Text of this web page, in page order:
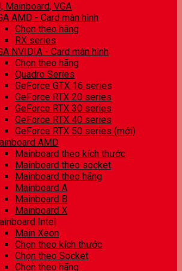
Mainboard, VGA
AMD - Card màn hình
Chọn theo hãng
RX series
NVIDIA - Card màn hình
Chọn theo hãng
Quadro Series
GeForce GTX 16 series
GeForce RTX 20 series
GeForce RTX 30 series
GeForce RTX 40 series
GeForce RTX 50 series (mới)
AMD
Mainboard theo kích thước
Mainboard theo socket
Mainboard theo hãng
Mainboard A
Mainboard B
Mainboard X
Intel
Main Xeon
Chọn theo kích thước
Chọn theo Socket
Chọn theo hãng